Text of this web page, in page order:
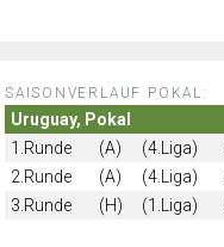
SAISONVERLAUF POKAL:
Uruguay, Pokal
1.Runde
(A) (4.Liga)
2.Runde
(A) (4.Liga)
3.Runde
(H) (1.Liga)